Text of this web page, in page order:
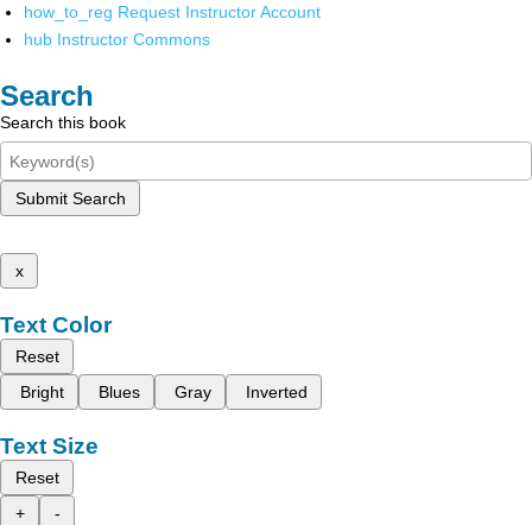
how_to_reg Request Instructor Account
hub Instructor Commons
Search
Search this book
Submit Search
x
Text Color
Reset
Bright
Blues Gray Inverted
Text Size
Reset
+
-